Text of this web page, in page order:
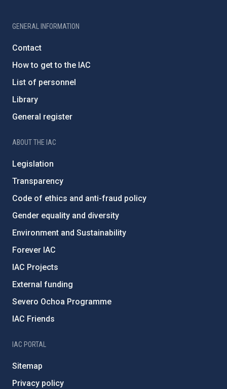
GENERAL INFORMATION
Contact
How to get to the IAC
List of personnel
Library
General register
ABOUT THE IAC
Legislation
Transparency
Code of ethics and anti-fraud policy
Gender equality and diversity
Environment and Sustainability
Forever IAC
IAC Projects
External funding
Severo Ochoa Programme
IAC Friends
IAC PORTAL
Sitemap
Privacy policy